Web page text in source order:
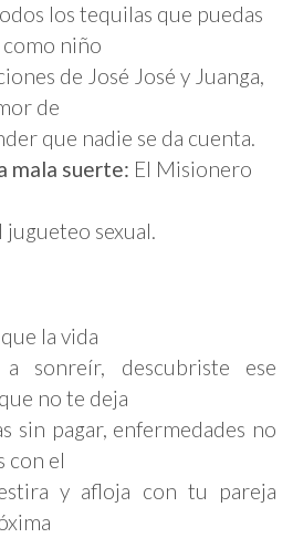
los tequilas que puedas
niño
de José José y Juanga,
de
que nadie se da cuenta.
mala suerte: El Misionero
sexual.
la vida
sonreír, descubriste ese
no te deja
sin pagar, enfermedades no
con el
y afloja con tu pareja